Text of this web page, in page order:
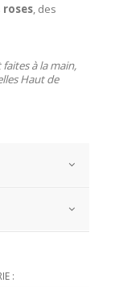
roses, des
à la main,
Haut de
: